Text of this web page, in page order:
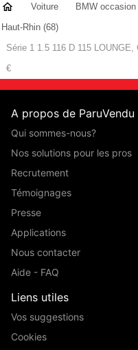
Voiture BMW occasion
Haut-Rhin (68)
Série 1 1.5 116 D 115
€
A propos de ParuVendu
Qui sommes-nous?
Nos solutions pour les pros
Recrutement
Témoignages
Presse
Applications
Nous contacter
Aide - FAQ
Liens utiles
Vos suggestions
Cookies